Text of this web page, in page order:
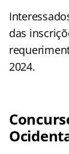
das
2024.